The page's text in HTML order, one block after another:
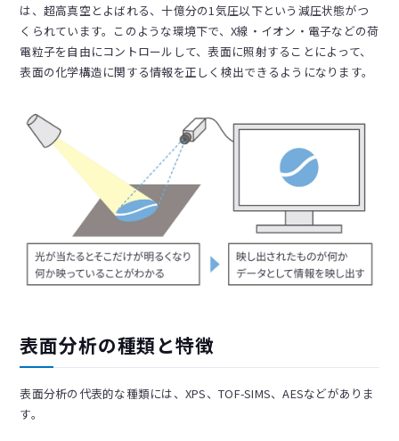
は、超高真空とよばれる、十億分の1気圧以下という減圧状態がつ
くられています。このような環境下で、X線・イオン・電子などの荷
電粒子を自由にコントロールして、表面に照射することによって、
表面の化学構造に関する情報を正しく検出できるようになります。
表面分析の種類と特徴
表面分析の代表的な種類には、XPS、TOF-SIMS、AESなどがありま
す。